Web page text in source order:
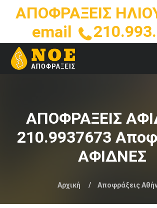
ΑΠΟΦΡΑΞΕΙΣ
email
ΑΠΟΦΡΑΞΕΙΣ
210.9937673
ΑΦΙΔΝΕΣ
Αρχική Αποφράξεις